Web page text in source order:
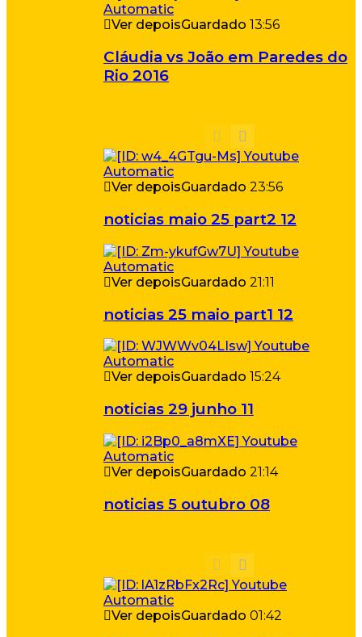
Ver depoisGuardado 13:56
Cláudia vs João em Paredes do
Rio 2016
Ver depoisGuardado 23:56
noticias maio 25 part2 12
Ver depoisGuardado 21:11
noticias 25 maio part1 12
Ver depoisGuardado 15:24
noticias 29 junho 11
Ver depoisGuardado 21:14
noticias 5 outubro 08
Ver depoisGuardado 01:42